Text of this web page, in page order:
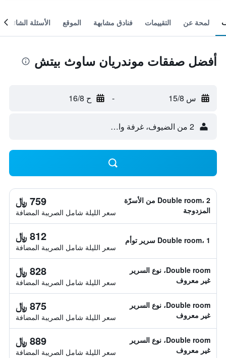
لمحة عن التقييمات فنادق مشابهة الموقع الأسئلة الشائعة
أفضل صفقات موندريان ساوث بيتش
س 15/8 - ح 16/8
2 من الضيوف، غرفة واحدة
Double room، 2 من الأسرّة
المزدوجة
759 ﷼
سعر الليلة شامل الصريبة المضافة
Double room، 1 سرير توأم 812 ﷼
سعر الليلة شامل الصريبة المضافة
Double room، نوع السرير
غير معروف
828 ﷼
سعر الليلة شامل الصريبة المضافة
Double room، نوع السرير
غير معروف
875 ﷼
سعر الليلة شامل الصريبة المضافة
Double room، نوع السرير
غير معروف
889 ﷼
سعر الليلة شامل الصريبة المضافة